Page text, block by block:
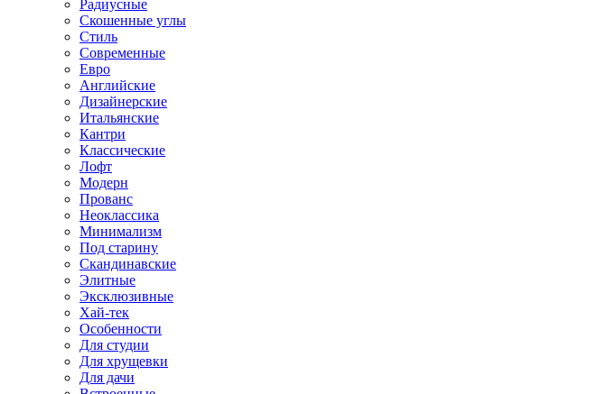
Радиусные
Скошенные углы
Стиль
Современные
Евро
Английские
Дизайнерские
Итальянские
Кантри
Классические
Лофт
Модерн
Прованс
Неоклассика
Минимализм
Под старину
Скандинавские
Элитные
Эксклюзивные
Хай-тек
Особенности
Для студии
Для хрущевки
Для дачи